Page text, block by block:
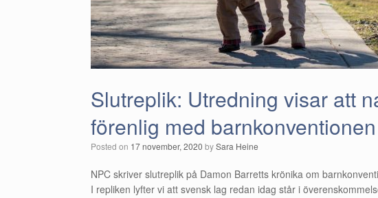
Slutreplik: Utredning visar att
förenlig med barnkonventionen
Posted on 17 november, 2020 bySara Heine
NPC skriver slutreplik på Damon Barretts krönika om
I repliken lyfter vi att svensk lag redan idag står i